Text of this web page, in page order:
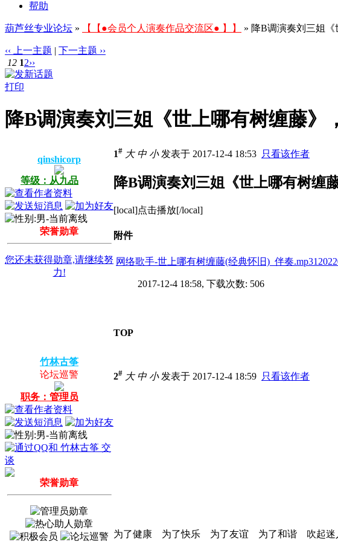
帮助
葫芦丝专业论坛 » 【【●会员个人演奏作品交流区● 】】 » 降B调演奏刘三姐
‹‹ 上一主题 | 下一主题 ››
12 12››
打印
降B调演奏刘三姐《世上哪有树缠藤》
qinshicorp
等级：从九品
荣誉勋章
您还未获得勋章,请继续努
力!
1# 大 中 小发表于 2017-12-4 18:53 只看该作者
降B调演奏刘三姐《世上哪有树缠
[local]点击播放[/local]
附件
网络歌手-世上哪有树缠藤(经典怀旧)_伴奏
2017-12-4 18:58, 下载次数: 506
TOP
竹林古筝
论坛巡警
职务：管理员
荣誉勋章
2# 大 中 小发表于 2017-12-4 18:59 只看该作者
为了健康 为了快乐 为了友谊 为了和谐 吹起迷